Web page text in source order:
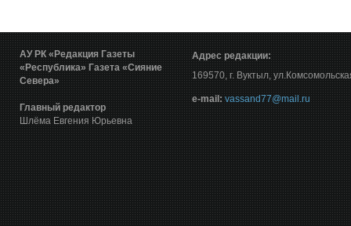
АУ РК «Редакция Газеты
«Республика» Газета «Сияние
Севера»
Главный редактор
Шлёма Евгения Юрьевна
Адрес редакции:
169570, г. Вуктыл,
е-mail: vassand77@mail.ru